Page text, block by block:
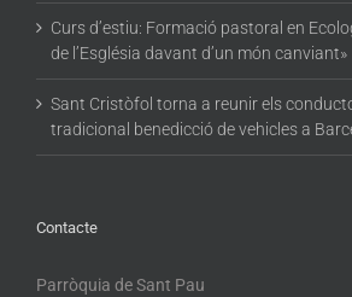
Curs d’estiu: Formació pastoral en
de l’Església davant d’un món canviant»
Sant Cristòfol torna a reunir els
tradicional benedicció de vehicles a
Contacte
Parròquia de Sant Pau